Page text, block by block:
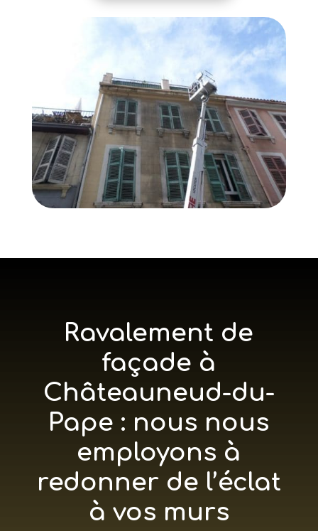
Ravalement de
façade à
Châteauneud-du-
Pape : nous nous
employons à
redonner de l’éclat
à vos murs